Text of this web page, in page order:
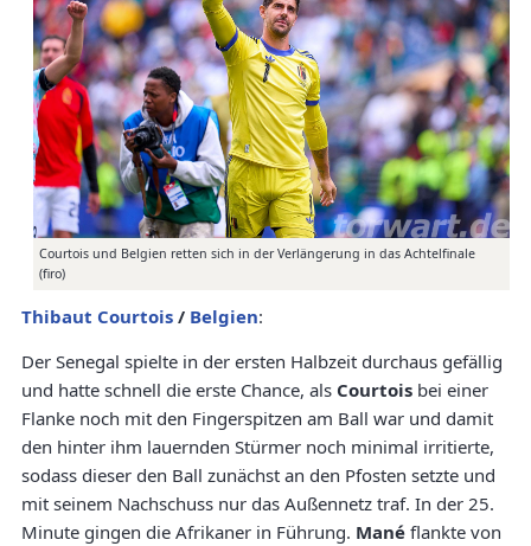
Courtois und Belgien retten sich in der Verlängerung in das Achtelfinale
(firo)
Thibaut Courtois / Belgien:
Der Senegal spielte in der ersten Halbzeit durchaus gefällig
und hatte schnell die erste Chance, als Courtois bei einer
Flanke noch mit den Fingerspitzen am Ball war und damit
den hinter ihm lauernden Stürmer noch minimal irritierte,
sodass dieser den Ball zunächst an den Pfosten setzte und
mit seinem Nachschuss nur das Außennetz traf. In der 25.
Minute gingen die Afrikaner in Führung. Mané flankte von